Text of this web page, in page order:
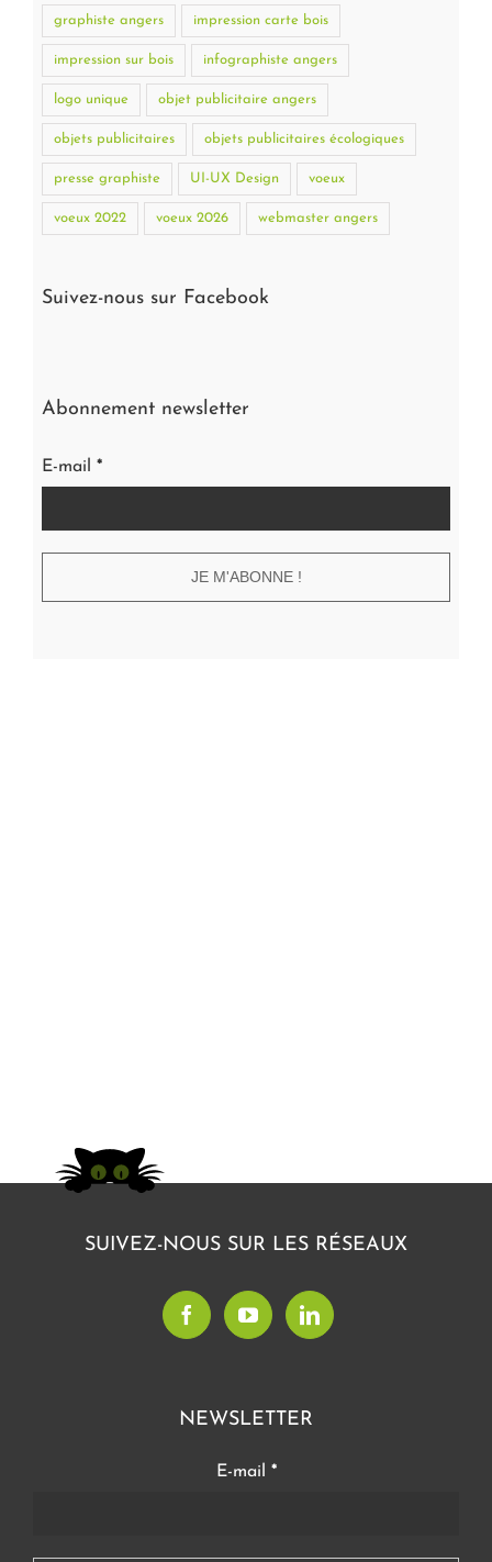
graphiste angers impression carte bois
impression sur bois infographiste angers
logo unique objet publicitaire angers
objets publicitaires objets publicitaires écologiques
presse graphiste UI-UX Design voeux
voeux 2022 voeux 2026 webmaster angers
Suivez-nous sur Facebook
Abonnement newsletter
E-mail *
SUIVEZ-NOUS SUR LES RÉSEAUX
NEWSLETTER
E-mail *